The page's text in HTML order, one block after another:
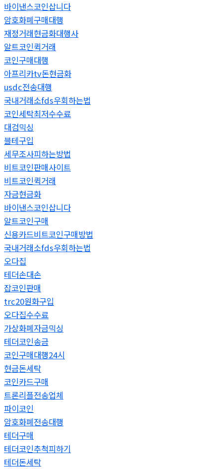
바이낸스코인삽니다
암호화폐구매대행
재정거래현금화대행사
알트코인퀵거래
코인구매대행
아프리카tv돈현금화
usdc전송대행
국내거래소fds우회하는법
코인세탁최저수수료
대검믹싱
블테구입
세무조사피하는방법
비트코인판매사이트
비트코인퀵거래
자금현금화
바이낸스코인삽니다
알트코인구매
신용카드비트코인구매방법
국내거래소fds우회하는법
오다집
테더손대손
잡코인판매
trc20원화구입
오다집수수료
가상화폐자금믹싱
테더코인송금
코인구매대행24시
현금돈세탁
코인카드구매
트론리플전송업체
파이코인
암호화폐전송대행
테더구매
테더코인추척피하기
테더돈세탁